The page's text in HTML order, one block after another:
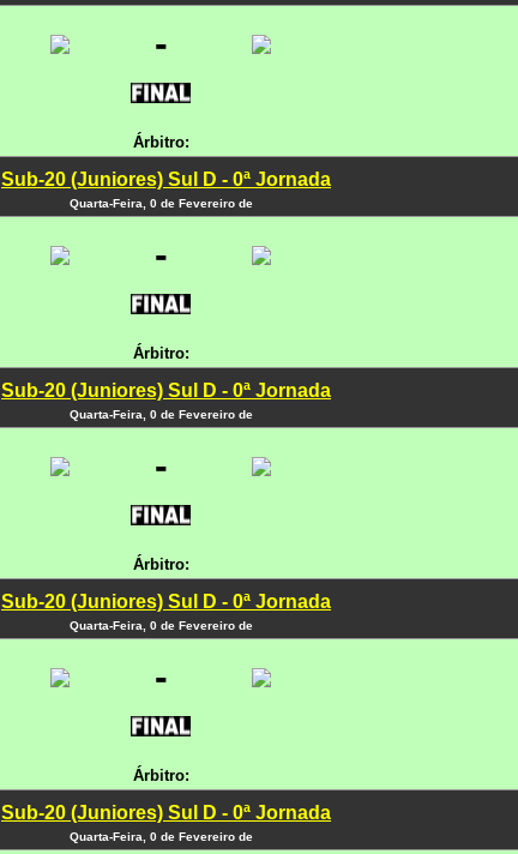
-
Árbitro:
Sub-20 (Juniores) Sul D - 0ª Jornada
Quarta-Feira, 0 de Fevereiro de
-
Árbitro:
Sub-20 (Juniores) Sul D - 0ª Jornada
Quarta-Feira, 0 de Fevereiro de
-
Árbitro:
Sub-20 (Juniores) Sul D - 0ª Jornada
Quarta-Feira, 0 de Fevereiro de
-
Árbitro:
Sub-20 (Juniores) Sul D - 0ª Jornada
Quarta-Feira, 0 de Fevereiro de